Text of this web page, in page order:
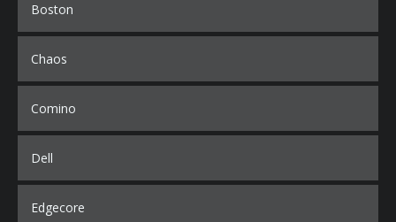
Boston
Chaos
Comino
Dell
Edgecore